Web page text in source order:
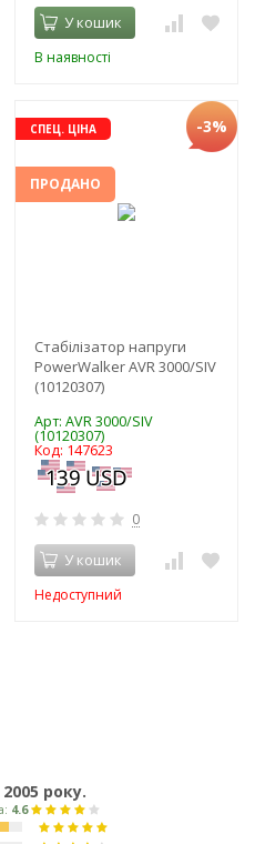
У кошик
В наявності
СПЕЦ. ЦІНА
ПРОДАНО
-3%
Стабілізатор напруги
PowerWalker AVR 3000/SIV
(10120307)
Арт: AVR 3000/SIV
(10120307)
Код: 147623
0
У кошик
Недоступний
року.